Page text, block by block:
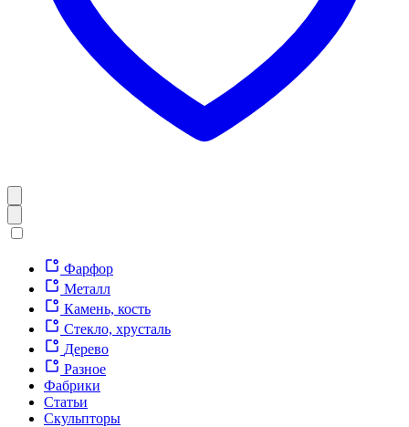
Фарфор
Металл
Камень, кость
Стекло, хрусталь
Дерево
Разное
Фабрики
Статьи
Скульпторы